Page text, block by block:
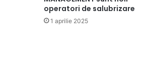
operatori de salubrizare
1 aprilie 2025